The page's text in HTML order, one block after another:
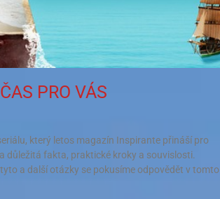
PRO VÁS
který letos magazín Inspirante přináší pro
důležitá fakta, praktické kroky a souvislosti.
a další otázky se pokusíme odpovědět v tomto